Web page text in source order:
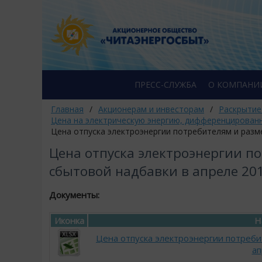
ПРЕСС-СЛУЖБА О
Главная / Акционерам и инвесторам /
Цена на электрическую энергию,
Цена отпуска электроэнергии потребителям и
Цена отпуска электроэнергии
сбытовой надбавки в апреле
Документы:
Иконка
Цена отпуска электроэнергии